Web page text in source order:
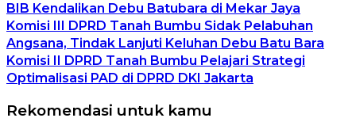
BIB Kendalikan Debu Batubara di Mekar Jaya
Komisi III DPRD Tanah Bumbu Sidak Pelabuhan
Angsana, Tindak Lanjuti Keluhan Debu Batu Bara
Komisi II DPRD Tanah Bumbu Pelajari Strategi
Optimalisasi PAD di DPRD DKI Jakarta
Rekomendasi untuk kamu